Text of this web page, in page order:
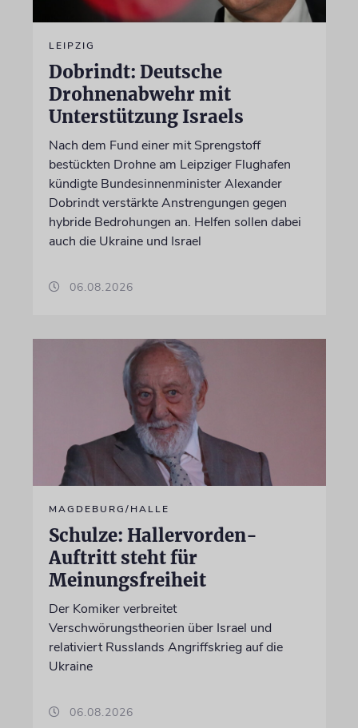
LEIPZIG
Dobrindt: Deutsche
Drohnenabwehr mit
Unterstützung Israels
Nach dem Fund einer mit Sprengstoff
bestückten Drohne am Leipziger Flughafen
kündigte Bundesinnenminister Alexander
Dobrindt verstärkte Anstrengungen gegen
hybride Bedrohungen an. Helfen sollen dabei
auch die Ukraine und Israel
06.08.2026
MAGDEBURG/HALLE
Schulze: Hallervorden-
Auftritt steht für
Meinungsfreiheit
Der Komiker verbreitet
Verschwörungstheorien über Israel und
relativiert Russlands Angriffskrieg auf die
Ukraine
06.08.2026